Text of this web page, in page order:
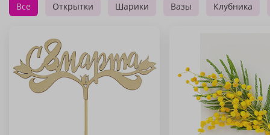
Все Открытки Шарики Вазы Клубника